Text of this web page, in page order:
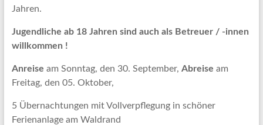
Jahren.
Jugendliche ab 18 Jahren sind auch als Betreuer / -innen
willkommen !
Anreise am Sonntag, den 30. September, Abreise am
Freitag, den 05. Oktober,
5 Übernachtungen mit Vollverpflegung in schöner
Ferienanlage am Waldrand